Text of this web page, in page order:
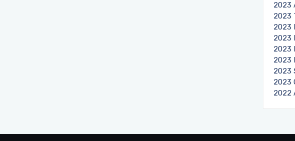
2023
2023
2023
2023
2023
2023
2023
2023
2022